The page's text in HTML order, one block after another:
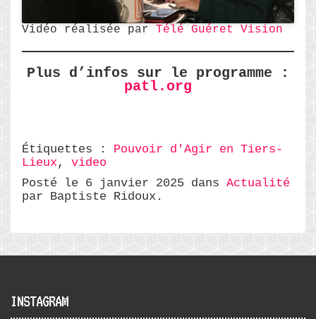
Vidéo réalisée par Télé Guéret Vision
Plus d’infos sur le programme :
patl.org
Étiquettes : Pouvoir d'Agir en Tiers-
Lieux, video
Posté le 6 janvier 2025 dans Actualité
par Baptiste Ridoux.
INSTAGRAM